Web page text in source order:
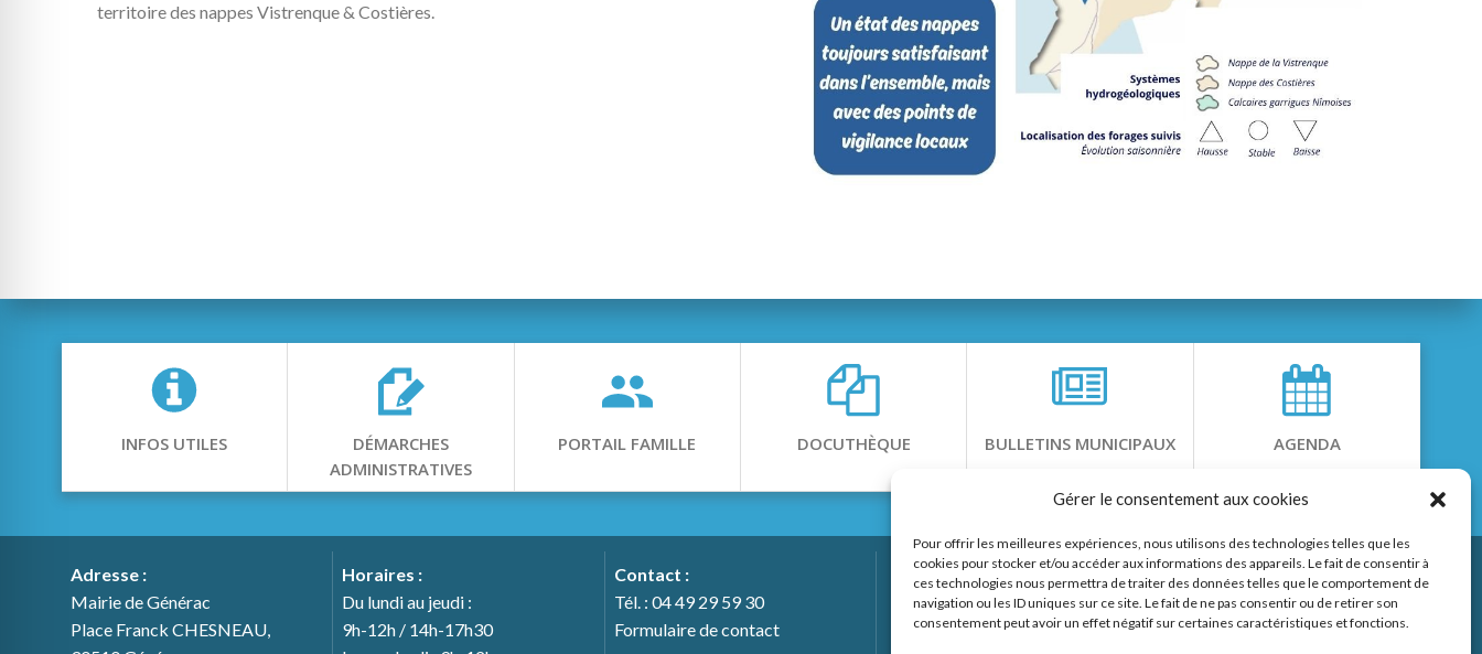
Gérer le consentement aux cookies
Pour offrir les meilleures expériences, nous utilisons des technologies telles que les
cookies pour stocker et/ou accéder aux informations des appareils. Le fait de consentir à
ces technologies nous permettra de traiter des données telles que le comportement de
navigation ou les ID uniques sur ce site. Le fait de ne pas consentir ou de retirer son
consentement peut avoir un effet négatif sur certaines caractéristiques et fonctions.
territoire des nappes Vistrenque & Costières.
INFOS UTILES
DÉMARCHES
ADMINISTRATIVES
PORTAIL FAMILLE DOCUTHÈQUE BULLETINS MUNICIPAUX AGENDA
Adresse :
Mairie de Générac
Place Franck CHESNEAU,
Horaires :
Du lundi au jeudi :
9h-12h / 14h-17h30
Contact :
Tél. : 04 49 29 59 30
Formulaire de contact
Notre page Facebook